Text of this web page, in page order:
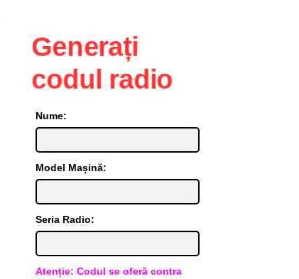
Generați
codul radio
Nume:
Model Mașină:
Seria Radio:
Atenție: Codul se oferă contra